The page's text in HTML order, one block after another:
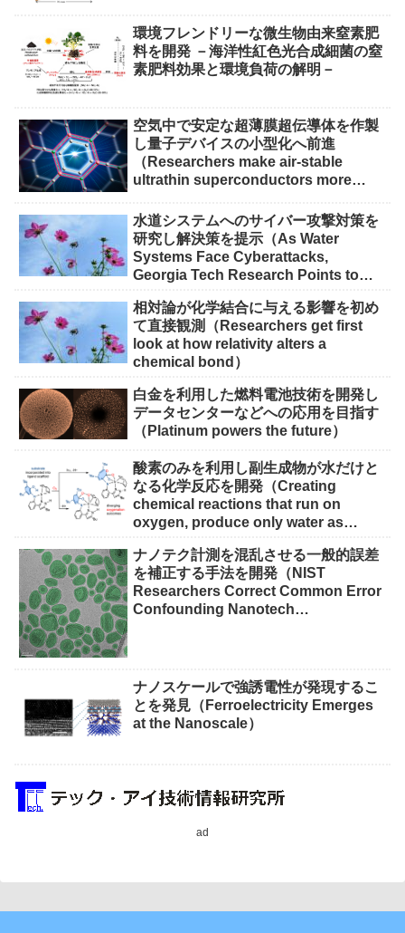
環境フレンドリーな微生物由来窒素肥
料を開発 －海洋性紅色光合成細菌の窒
素肥料効果と環境負荷の解明－
空気中で安定な超薄膜超伝導体を作製
し量子デバイスの小型化へ前進
（Researchers make air-stable
ultrathin superconductors more
水道システムへのサイバー攻撃対策を
研究し解決策を提示（As Water
Systems Face Cyberattacks,
Georgia Tech Research Points to
相対論が化学結合に与える影響を初め
て直接観測（Researchers get first
look at how relativity alters a
chemical bond）
白金を利用した燃料電池技術を開発し
データセンターなどへの応用を目指す
（Platinum powers the future）
酸素のみを利用し副生成物が水だけと
なる化学反応を開発（Creating
chemical reactions that run on
oxygen, produce only water as
ナノテク計測を混乱させる一般的誤差
を補正する手法を開発（NIST
Researchers Correct Common Error
Confounding Nanotech
ナノスケールで強誘電性が発現するこ
とを発見（Ferroelectricity Emerges
at the Nanoscale）
ad